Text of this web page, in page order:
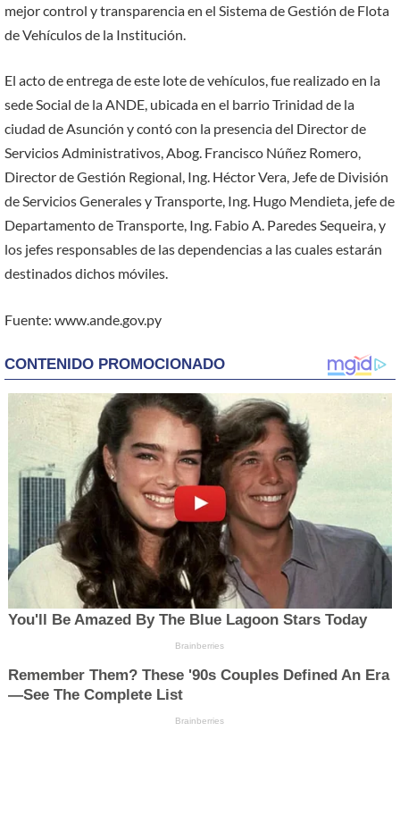
mejor control y transparencia en el Sistema de Gestión de Flota
de Vehículos de la Institución.
El acto de entrega de este lote de vehículos, fue realizado en la
sede Social de la ANDE, ubicada en el barrio Trinidad de la
ciudad de Asunción y contó con la presencia del Director de
Servicios Administrativos, Abog. Francisco Núñez Romero,
Director de Gestión Regional, Ing. Héctor Vera, Jefe de División
de Servicios Generales y Transporte, Ing. Hugo Mendieta, jefe de
Departamento de Transporte, Ing. Fabio A. Paredes Sequeira, y
los jefes responsables de las dependencias a las cuales estarán
destinados dichos móviles.
Fuente: www.ande.gov.py